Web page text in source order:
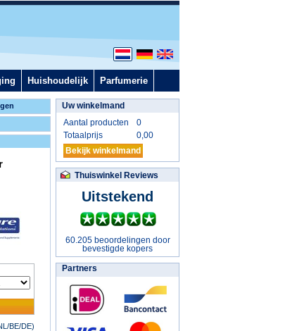
Huishoudelijk Parfumerie
BE/DE)
Uw winkelmand
Aantal producten
0
Totaalprijs
0,00
Bekijk winkelmand
Thuiswinkel Reviews
Uitstekend
60.205 beoordelingen door
bevestigde kopers
Partners